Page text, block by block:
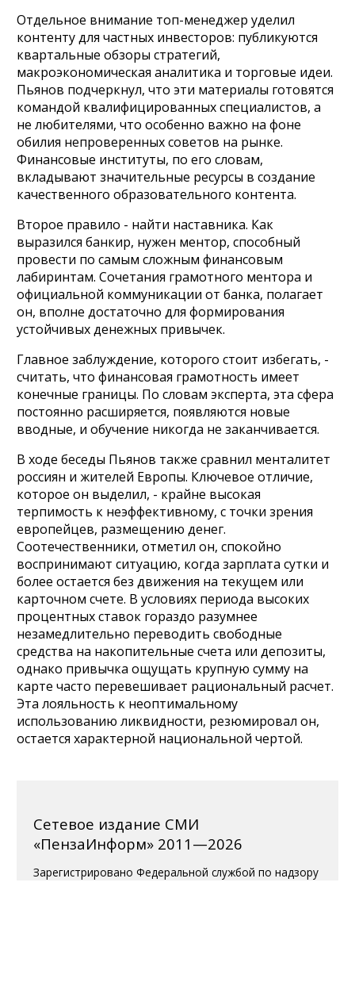
Отдельное внимание топ-менеджер уделил
контенту для частных инвесторов: публикуются
квартальные обзоры стратегий,
макроэкономическая аналитика и торговые идеи.
Пьянов подчеркнул, что эти материалы готовятся
командой квалифицированных специалистов, а
не любителями, что особенно важно на фоне
обилия непроверенных советов на рынке.
Финансовые институты, по его словам,
вкладывают значительные ресурсы в создание
качественного образовательного контента.
Второе правило - найти наставника. Как
выразился банкир, нужен ментор, способный
провести по самым сложным финансовым
лабиринтам. Сочетания грамотного ментора и
официальной коммуникации от банка, полагает
он, вполне достаточно для формирования
устойчивых денежных привычек.
Главное заблуждение, которого стоит избегать, -
считать, что финансовая грамотность имеет
конечные границы. По словам эксперта, эта сфера
постоянно расширяется, появляются новые
вводные, и обучение никогда не заканчивается.
В ходе беседы Пьянов также сравнил менталитет
россиян и жителей Европы. Ключевое отличие,
которое он выделил, - крайне высокая
терпимость к неэффективному, с точки зрения
европейцев, размещению денег.
Соотечественники, отметил он, спокойно
воспринимают ситуацию, когда зарплата сутки и
более остается без движения на текущем или
карточном счете. В условиях периода высоких
процентных ставок гораздо разумнее
незамедлительно переводить свободные
средства на накопительные счета или депозиты,
однако привычка ощущать крупную сумму на
карте часто перевешивает рациональный расчет.
Эта лояльность к неоптимальному
использованию ликвидности, резюмировал он,
остается характерной национальной чертой.
Сетевое издание СМИ
«ПензаИнформ» 2011—2026
Зарегистрировано Федеральной службой по надзору